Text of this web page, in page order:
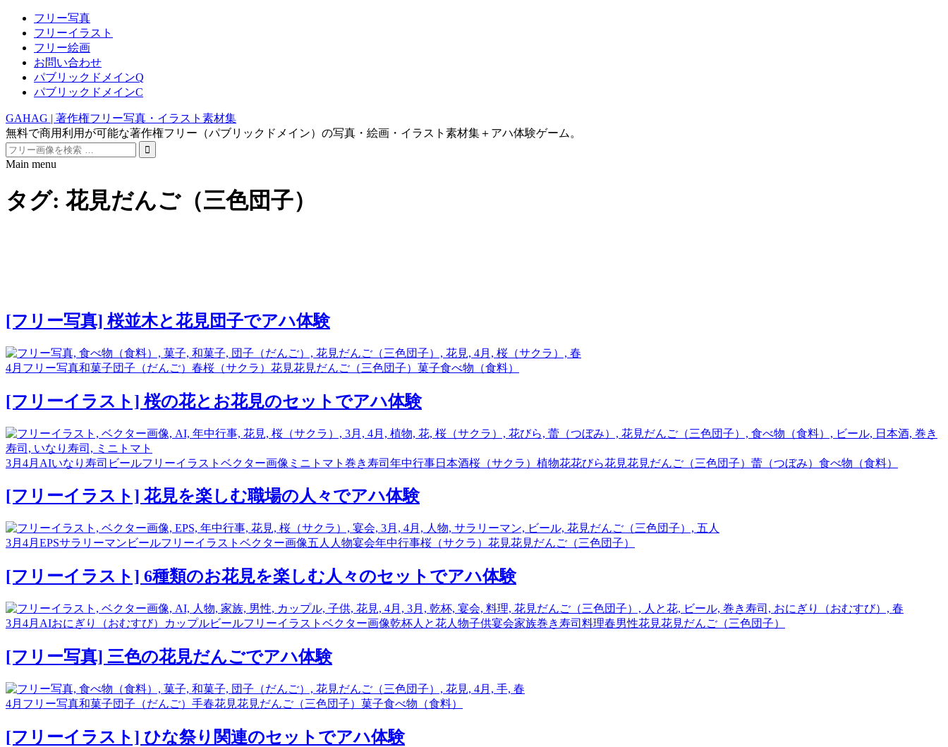
フリー写真
フリーイラスト
フリー絵画
お問い合わせ
パブリックドメインQ
パブリックドメインC
GAHAG | 著作権フリー写真・イラスト素材集
無料で商用利用が可能な著作権フリー（パブリックドメイン）の写真・絵画・イラスト素材集＋アハ体験ゲーム。
Search
for:
Main menu
content
タグ: 花見だんご（三色団子）
[フリー写真] 桜並木と花見団子でアハ体験
4月 フリー写真和菓子団子（だんご） 春桜（サクラ） 花見花見だんご（三色団子） 菓子食べ物（食料）
[フリーイラスト] 桜の花とお花見のセットでアハ体験
3月 4月 AIいなり寿司 ビールフリーイラスト ベクター画像 ミニトマト 巻き寿司 年中行事日本酒桜（サクラ） 植物花花びら花見花見だんご（三色団子） 蕾（つぼみ） 食べ物（食料）
[フリーイラスト] 花見を楽しむ職場の人々でアハ体験
3月 4月 EPSサラリーマン ビールフリーイラスト ベクター画像五人 人物宴会年中行事桜（サクラ） 花見花見だんご（三色団子）
[フリーイラスト] 6種類のお花見を楽しむ人々のセットでアハ体験
3月 4月 AIおにぎり（おむすび） カップルビールフリーイラスト ベクター画像乾杯人と花人物子供宴会家族巻き寿司 料理春男性花見花見だんご（三色団子）
[フリー写真] 三色の花見だんごでアハ体験
4月 フリー写真和菓子団子（だんご） 手春花見花見だんご（三色団子） 菓子食べ物（食料）
[フリーイラスト] ひな祭り関連のセットでアハ体験